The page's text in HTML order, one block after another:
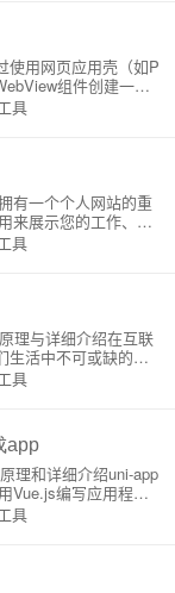
具
使用网页应用壳（如P
组件创建一个
方法来实现这个转
和Co
具
有一个个人网站的重
来展示您的工作、创
标，通过将您的个
用的app，可以让您的
具
理与详细介绍在互联
生活中不可或缺的一
大，许多企业都希
扩大影响力。然而，
app
具
理和详细介绍uni-app
Vue.js编写应用程
应用或小程序，例
。让我们了解一下使